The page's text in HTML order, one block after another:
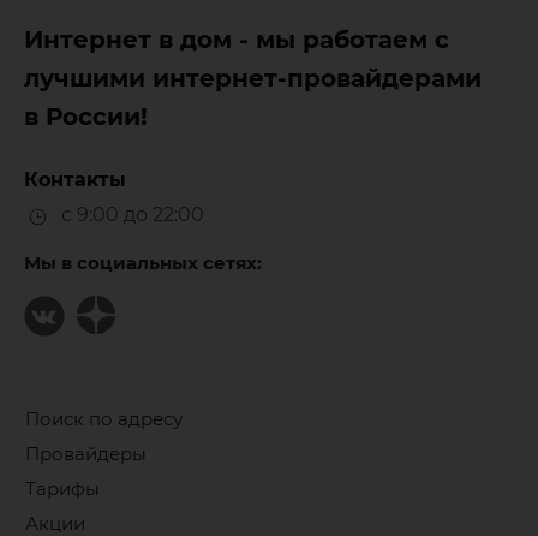
Интернет в дом - мы работаем с
лучшими интернет-провайдерами
в России!
Контакты
с 9:00 до 22:00
Мы в социальных сетях:
Поиск по адресу
Провайдеры
Тарифы
Акции